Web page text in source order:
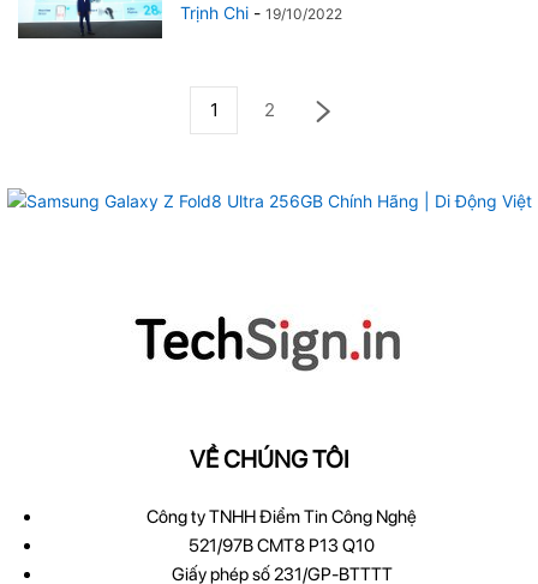
Trịnh Chi - 19/10/2022
1 2
VỀ CHÚNG TÔI
Công ty TNHH Điểm Tin Công Nghệ
521/97B CMT8 P13 Q10
Giấy phép số 231/GP-BTTTT